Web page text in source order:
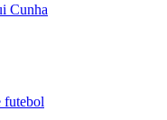
Cunha
futebol